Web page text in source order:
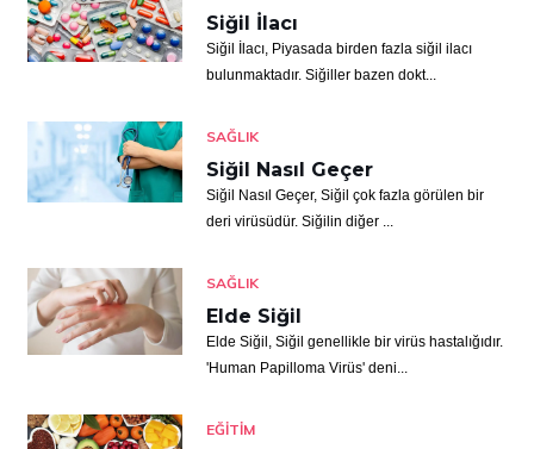
Siğil İlacı
Siğil İlacı, Piyasada birden fazla siğil ilacı
bulunmaktadır. Siğiller bazen dokt...
SAĞLIK
Siğil Nasıl Geçer
Siğil Nasıl Geçer, Siğil çok fazla görülen bir
deri virüsüdür. Siğilin diğer ...
SAĞLIK
Elde Siğil
Elde Siğil, Siğil genellikle bir virüs hastalığıdır.
'Human Papilloma Virüs' deni...
EĞITIM